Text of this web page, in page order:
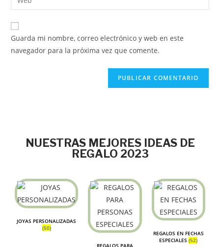
Guarda mi nombre, correo electrónico y web en este
navegador para la próxima vez que comente.
NUESTRAS MEJORES IDEAS DE
REGALO 2023
JOYAS PERSONALIZADAS
(50)
REGALOS PARA
REGALOS EN FECHAS
ESPECIALES(52)